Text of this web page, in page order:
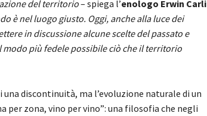
del territorio– spiega l’enologo Erwin Carli
è nel luogo giusto. Oggi, anche alla luce dei
in discussione alcune scelte del passato e
più fedele possibile ciò che il territorio
discontinuità, ma l’evoluzione naturale di un
zona, vino per vino”: una filosofia che negli